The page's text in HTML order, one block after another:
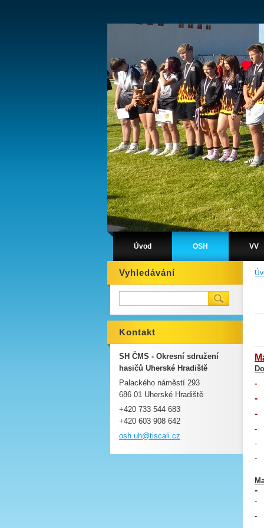
Úvod OSH VV
-
-
-
-
-
-
-
-
-
Vyhledávání
Kontakt
SH ČMS - Okresní sdružení
hasičů Uherské Hradiště
Palackého náměstí 293
686 01 Uherské Hradiště
+420 733 544 683
+420 603 908 642
osh.uh@tiscali.cz